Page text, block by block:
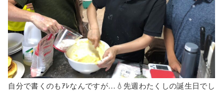
自分で書くのもｱﾚなんですが…💧先週わたくしの誕生日でし